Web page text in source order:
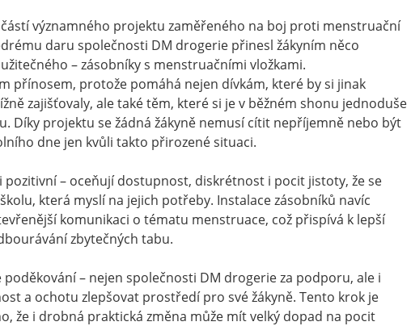
významného projektu zaměřeného na boj proti menstruační
daru společnosti DM drogerie přinesl žákyním něco
– zásobníky s menstruačními vložkami.
přínosem, protože pomáhá nejen dívkám, které by si jinak
zajišťovaly, ale také těm, které si je v běžném shonu jednoduše
Díky projektu se žádná žákyně nemusí cítit nepříjemně nebo být
dne jen kvůli takto přirozené situaci.
pozitivní – oceňují dostupnost, diskrétnost i pocit jistoty, že se
která myslí na jejich potřeby. Instalace zásobníků navíc
komunikaci o tématu menstruace, což přispívá k lepší
zbytečných tabu.
poděkování – nejen společnosti DM drogerie za podporu, ale i
a ochotu zlepšovat prostředí pro své žákyně. Tento krok je
že i drobná praktická změna může mít velký dopad na pocit